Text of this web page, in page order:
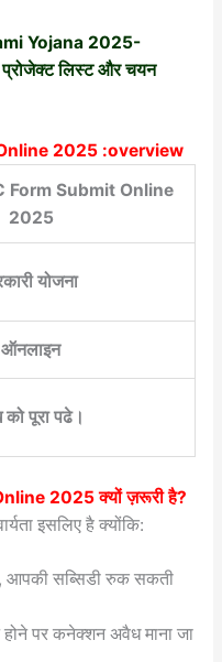
Yojana 2025-
प्रोजेक्ट लिस्ट और चयन
2025 :overview
Form Submit Online
2025
योजना
ऑनलाइन
पूरा पढे।
2025क्यों ज़रूरी है?
इसलिए है क्योंकि:
आपकी सब्सिडी रुक सकती
होने पर कनेक्शन अवैध माना जा